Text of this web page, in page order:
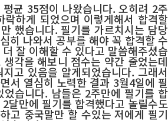
균 35점이 나왔습니다. 오히려 2주
락하게 되었으며 이렇게해서 합격할
했습니다. 필기를 가르치시는 담당
히 나와서 공부를 해야 꼭 합격할 수
잘 이해할 수 있다고 말씀해주셨습
각을 해보니 점수는 약간 줄었는데
고 있음을 알게되었습니다. 그래서
서 열심히 노력한 결과 3월4일에 필
었습니다. 남들은 2주만에 필기를 합
달만에 필기를 합격했다고 놀릴수도
고 중국말만 할 수있는 저에게 필기